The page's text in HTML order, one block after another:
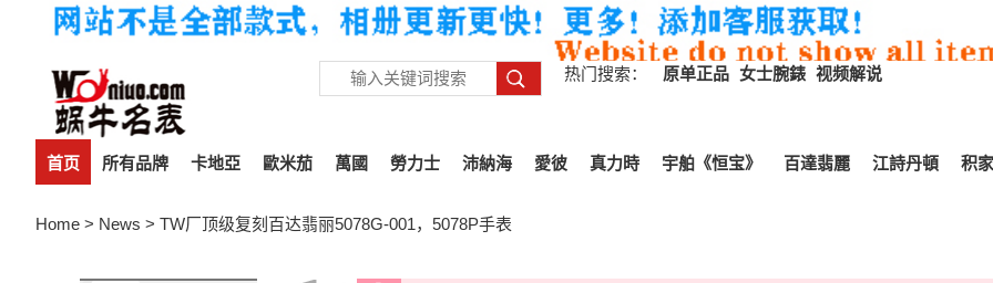
热门搜索： 原单正品 女士腕錶 视频解说
首页 所有品牌 卡地亞 歐米茄 萬國 勞力士 沛納海 愛彼 真力時 宇舶《恒宝》 百達翡麗 江詩丹頓 积家
Home > News > TW厂顶级复刻百达翡丽5078G-001，5078P手表